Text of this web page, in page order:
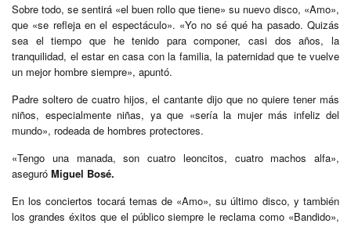
Sobre todo, se sentirá «el buen rollo que tiene» su nuevo disco, «Amo»,
que «se refleja en el espectáculo». «Yo no sé qué ha pasado. Quizás
sea el tiempo que he tenido para componer, casi dos años, la
tranquilidad, el estar en casa con la familia, la paternidad que te vuelve
un mejor hombre siempre», apuntó.
Padre soltero de cuatro hijos, el cantante dijo que no quiere tener más
niños, especialmente niñas, ya que «sería la mujer más infeliz del
mundo», rodeada de hombres protectores.
«Tengo una manada, son cuatro leoncitos, cuatro machos alfa»,
aseguró Miguel Bosé.
En los conciertos tocará temas de «Amo», su último disco, y también
los grandes éxitos que el público siempre le reclama como «Bandido»,